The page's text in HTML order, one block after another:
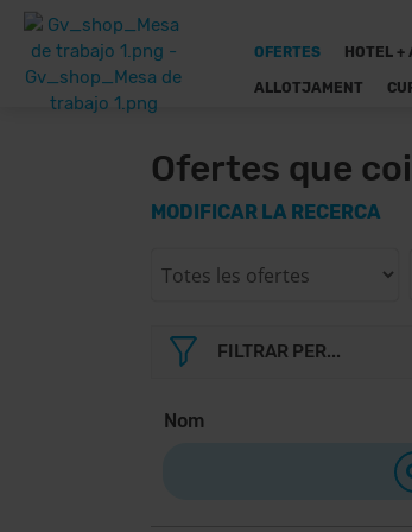
OFERTES HOTEL +
ALLOTJAMENT
Ofertes que
MODIFICAR LA RECERCA
FILTRAR PER...
Nom